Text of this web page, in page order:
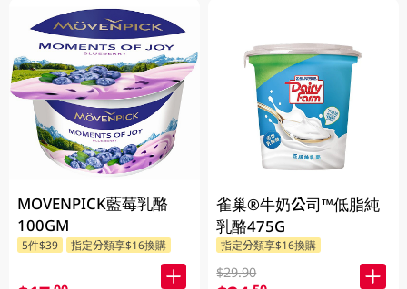
MOVENPICK藍莓乳酪
100GM
5件$39 指定分類享$16換購
雀巢®牛奶公司™低脂純
乳酪475G
指定分類享$16換購
$29.90